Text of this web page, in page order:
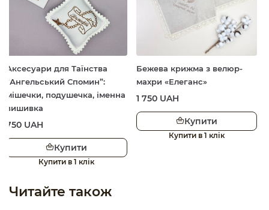
для Таїнства
Спомин”:
подушечка, іменна
Купити
Купити в 1 клік
Бежева крижма з велюр-
махри «Елеганс»
1 750UAH
Купити
Купити в 1 клік
Білий
950UAH
Читайте також